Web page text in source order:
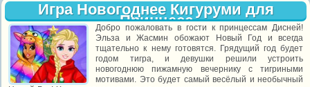
Игра Новогоднее Кигуруми для
Принцесс
Добро пожаловать в гости к принцессам Дисней!
Эльза и Жасмин обожают Новый Год и всегда
тщательно к нему готовятся. Грядущий год будет
годом тигра, и девушки решили устроить
новогоднюю пижамную вечернику с тигриными
мотивами. Это будет самый весёлый и необычный